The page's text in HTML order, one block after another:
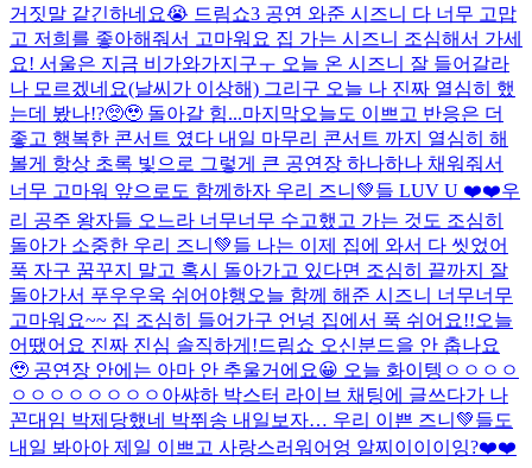
거짓말 같긴하네요😭 드림쇼3 공연 와준 시즈니 다 너무 고맙
고 저희를 좋아해줘서 고마워요 집 가는 시즈니 조심해서 가세
요! 서울은 지금 비가와가지구ㅜ 오늘 온 시즈니 잘 들어갈라
나 모르겠네요(날씨가 이상해) 그리구 오늘 나 진짜 열심히 했
는데 봤나!?🥺🥹 돌아갈 힘...마지막오늘도 이쁘고 반응은 더
좋고 행복한 콘서트 였다 내일 마무리 콘서트 까지 열심히 해
볼게 항상 초록 빛으로 그렇게 큰 공연장 하나하나 채워줘서
너무 고마워 앞으로도 함께하자 우리 즈니💚들 LUV U ❤️❤️우
리 공주 왕자들 오느라 너무너무 수고했고 가는 것도 조심히
돌아가 소중한 우리 즈니💚들 나는 이제 집에 와서 다 씻었어
푹 자구 꿈꾸지 말고 혹시 돌아가고 있다면 조심히 끝까지 잘
돌아가서 푸우우욱 쉬어야행 오늘 함께 해준 시즈니 너무너무
고마워요~~ 집 조심히 들어가구 언넝 집에서 푹 쉬어요!!오늘
어땠어요 진짜 진심 솔직하게!드림쇼 오신분드을 안 춥나요
🥹 공연장 안에는 아마 안 추울거에요😀 오늘 화이텡ㅇㅇㅇㅇ
ㅇㅇㅇㅇㅇㅇㅇㅇ아쌰하 박스터 라이브 채팅에 글쓰다가 나
꼰대임 박제당했네 박쮜송 내일보자… 우리 이쁜 즈니💚들도
내일 봐아아 제일 이쁘고 사랑스러워어엉 알찌이이이잉?❤️❤️